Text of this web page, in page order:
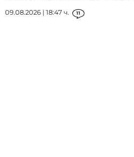
09.08.2026 | 18:47 ч. 11